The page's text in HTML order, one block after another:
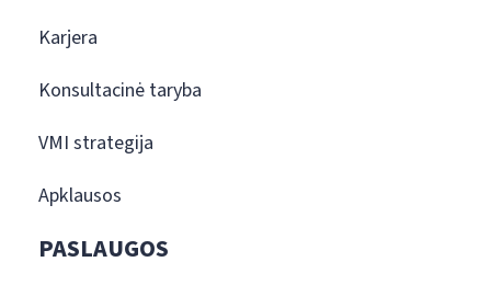
Karjera
Konsultacinė taryba
VMI strategija
Apklausos
PASLAUGOS